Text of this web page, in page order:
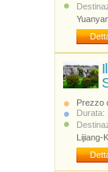
Prezzo
Durata:
Lijiang-